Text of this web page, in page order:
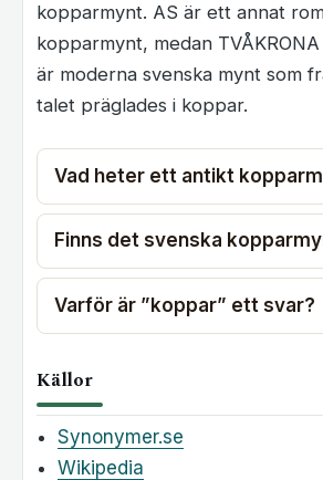
kopparmynt. AS är ett annat
kopparmynt, medan
är moderna svenska mynt som
talet präglades i koppar.
Vad heter ett antikt
Finns det svenska
Varför är ”koppar” ett svar?
Källor
Synonymer.se
Wikipedia